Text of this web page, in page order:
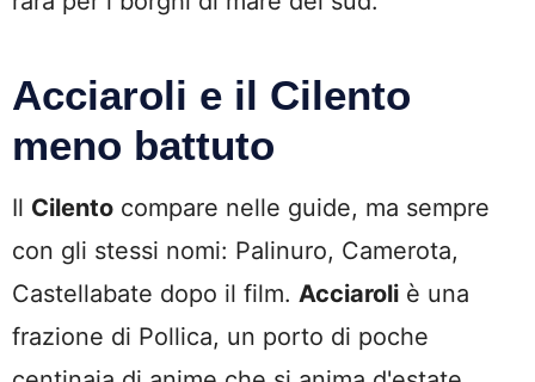
Acciaroli e il Cilento
meno battuto
Il Cilento compare nelle guide, ma sempre
con gli stessi nomi: Palinuro, Camerota,
Castellabate dopo il film. Acciaroli è una
frazione di Pollica, un porto di poche